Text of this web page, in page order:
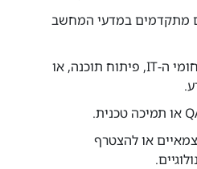
מתקדמים במדעי המחשב
לפתח קריירה בתחומי ה-IT, פיתוח תוכנה, או
או להצטרף